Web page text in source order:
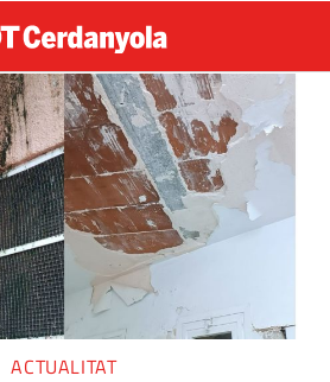
ACTUALITAT